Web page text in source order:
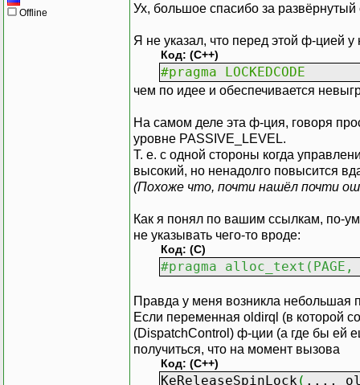
Offline Ух, большое спасибо за развёрнутый
Я не указал, что перед этой ф-цией у
Код: (C++)
#pragma LOCKEDCODE
чем по идее и обеспечивается
На самом деле эта ф-ция, говоря
уровне PASSIVE_LEVEL.
Т. е. с одной стороны когда
высокий, но ненадолго повысится
(Похоже что, почти нашёл почти
Как я понял по вашим ссылкам, по-
не указывать чего-то вроде:
Код: (C)
#pragma
Правда у меня возникла небольшая
Если переменная oldirql (в которой
(DispatchControl) ф-ции (а где бы ей
получиться, что на момент вызова
Код: (C++)
KeReleaseSpinLock ( ...,